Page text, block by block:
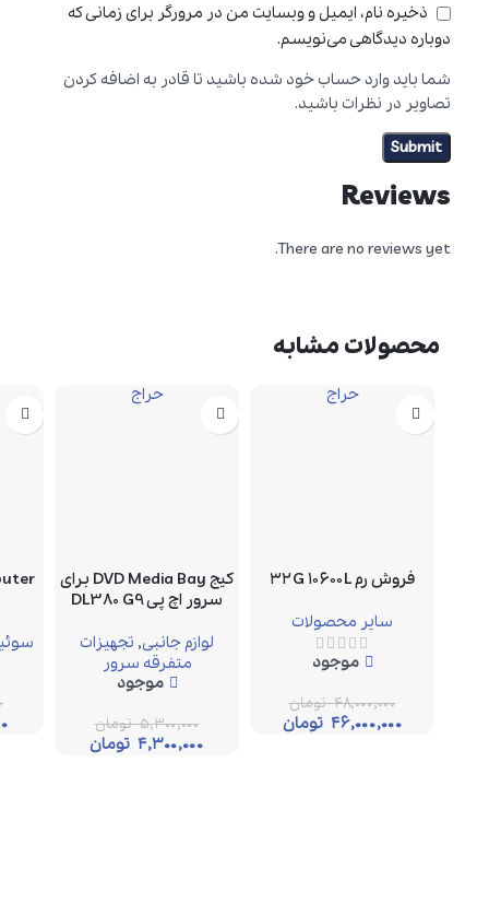
Reviews
There are no reviews yet.
ذخیره نام، ایمیل و وبسایت من در مرورگر برای زمانی که
دوباره دیدگاهی می‌نویسم.
شما باید وارد حساب خود شده باشید تا قادر به اضافه کردن
تصاویر در نظرات باشید.
محصولات مشابه
حراج
فروش رم ۳۲G ۱۰۶۰۰L
سایر محصولات
موجود
۴۸,۰۰۰,۰۰۰ تومان
۴۶,۰۰۰,۰۰۰ تومان
حراج
کیج DVD Media Bay برای
سرور اچ پی DL380 G9
لوازم جانبی, تجهیزات
متفرقه سرور
موجود
۵,۳۰۰,۰۰۰ تومان
۴,۳۰۰,۰۰۰ تومان